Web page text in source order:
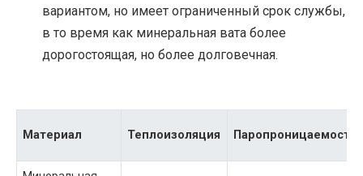
вариантом, но имеет ограниченный срок службы,
в то время как минеральная вата более
дорогостоящая, но более долговечная.
Материал Теплоизоляция Паропроницаемость